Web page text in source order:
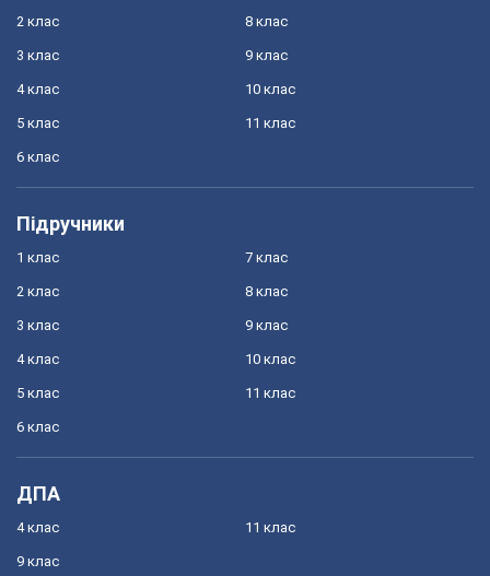
2 клас
3 клас
4 клас
5 клас
6 клас
8 клас
9 клас
10 клас
11 клас
Підручники
1 клас
2 клас
3 клас
4 клас
5 клас
6 клас
7 клас
8 клас
9 клас
10 клас
11 клас
ДПА
4 клас
9 клас
11 клас